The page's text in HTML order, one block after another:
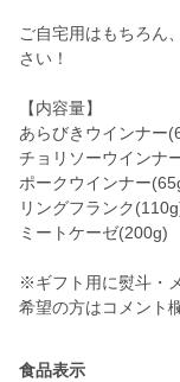
ご自宅用はもちろん
さい！
【内容量】
あらびきウインナー
チョリソーウインナ
ポークウインナー
リングフランク
ミートケーゼ(200g)
※ギフト用に熨斗・
希望の方はコメント
食品表示